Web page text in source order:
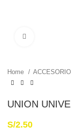
Home
UNION
S/2.50